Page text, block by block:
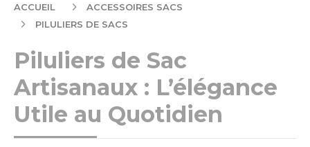
ACCUEIL
ACCESSOIRES SACS
PILULIERS DE SACS
Piluliers de Sac
Artisanaux : L’élégance
Utile au Quotidien